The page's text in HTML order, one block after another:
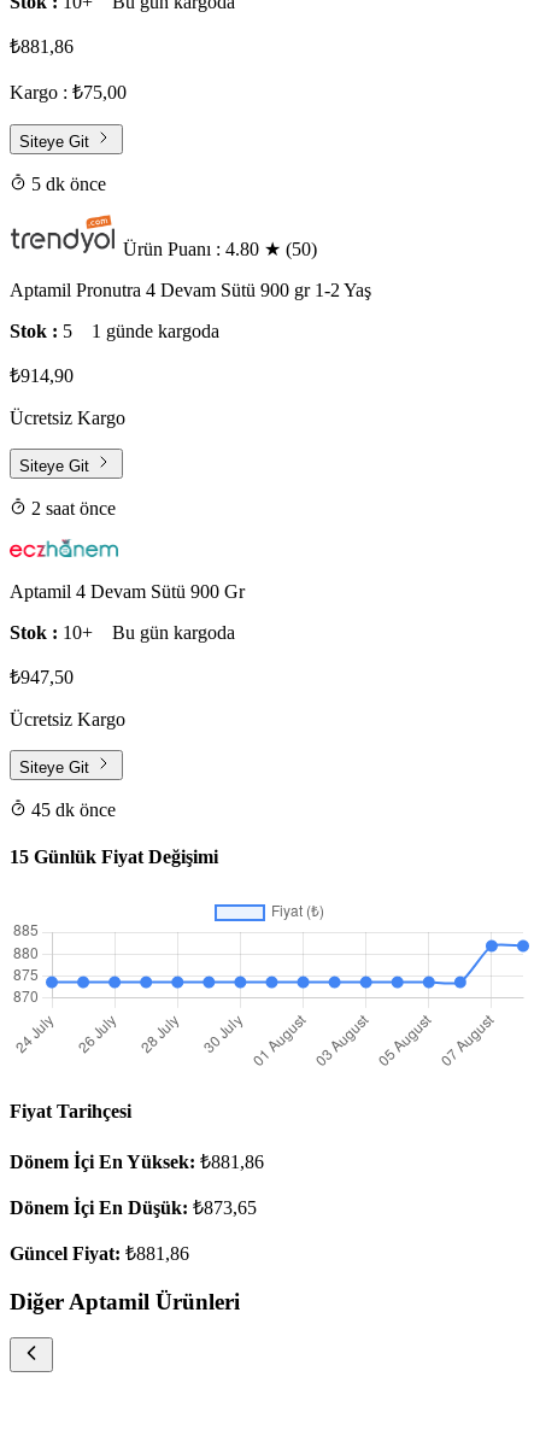
₺881,86
Kargo : ₺75,00
Siteye Git
5 dk önce
Ürün Puanı : 4.80 ★ (50)
Aptamil Pronutra 4 Devam Sütü 900 gr 1-2 Yaş
Stok : 5 1 günde kargoda
₺914,90
Ücretsiz Kargo
Siteye Git
2 saat önce
Aptamil 4 Devam Sütü 900 Gr
Stok : 10+ Bu gün kargoda
₺947,50
Ücretsiz Kargo
Siteye Git
45 dk önce
15 Günlük Fiyat Değişimi
Fiyat Tarihçesi
Dönem İçi En Yüksek: ₺881,86
Dönem İçi En Düşük: ₺873,65
Güncel Fiyat: ₺881,86
Diğer Aptamil Ürünleri